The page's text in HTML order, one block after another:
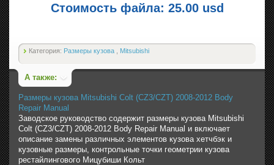
Стоимость файла: 25.00 usd
Категория: Размеры кузова Mitsubishi
А также:
Размеры кузова Mitsubishi Colt (CZ3/CZT) 2008-2012 Body
Repair Manual
Заводское руководство содержит размеры кузова Mitsubishi
Colt (CZ3/CZT) 2008-2012 Body Repair Manual и включает
описание замены различных элементов кузова хетчбэк и
кузовные размеры, контрольные точки геометрии кузова
рестайлингового Мицубиши Кольт